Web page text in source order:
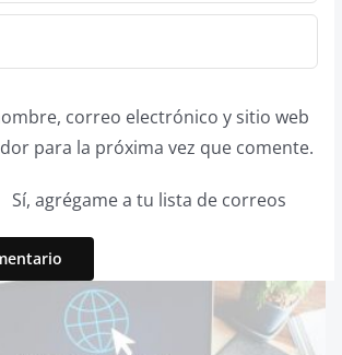
correo electrónico y sitio web
para la próxima vez que comente.
Sí, agrégame a tu lista de correos